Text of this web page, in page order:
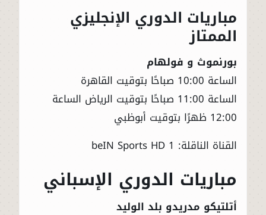
مباريات الدوري الإنجليزي
الممتاز
بورنموث و فولهام
الساعة 10:00 صباحًا بتوقيت القاهرة
الساعة 11:00 صباحًا بتوقيت الرياض الساعة
12:00 ظهرًا بتوقيت أبوظبي
القناة الناقلة: beIN Sports HD 1
مباريات الدوري الإسباني
أتلتيكو مدريدو بلد الوليد